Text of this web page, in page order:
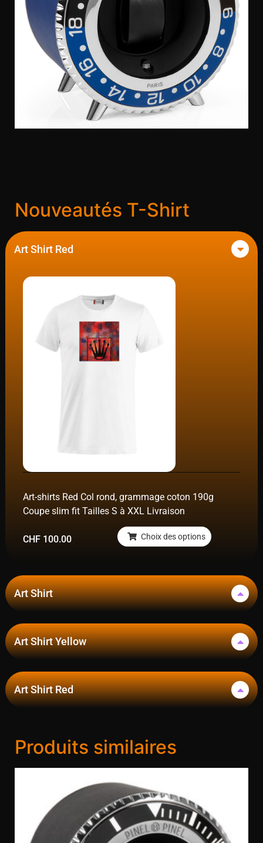
Nouveautés T-Shirt
Art Shirt Red
Art-shirts Red Col rond, grammage coton 190g
Coupe slim fit Tailles S à XXL Livraison
CHF 100.00 Choix des options
Art Shirt
Art Shirt Yellow
Art Shirt Red
Produits similaires